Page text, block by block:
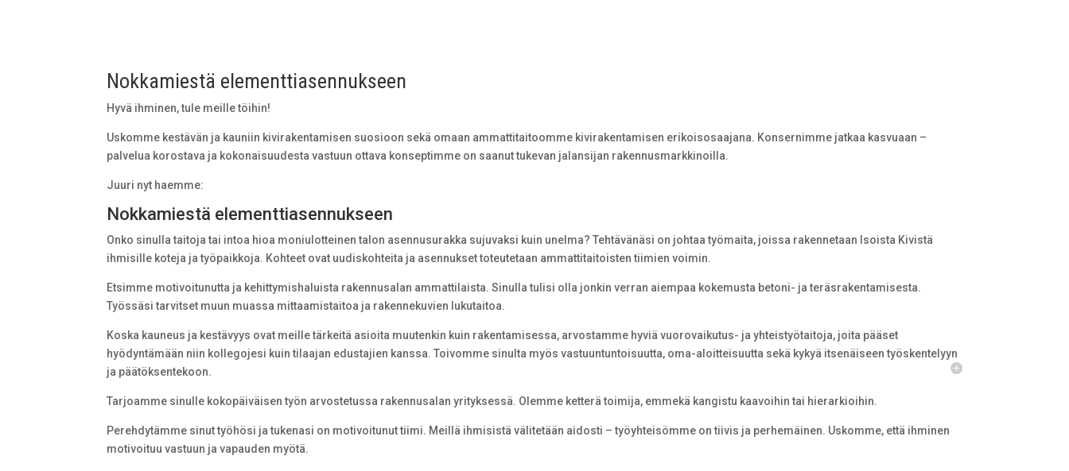
Nokkamiestä elementtiasennukseen
Hyvä ihminen, tule meille töihin!
Uskomme kestävän ja kauniin kivirakentamisen suosioon sekä omaan ammattitaitoomme kivirakentamisen erikoisosaajana. Konsernimme jatkaa kasvuaan –
palvelua korostava ja kokonaisuudesta vastuun ottava konseptimme on saanut tukevan jalansijan rakennusmarkkinoilla.
Juuri nyt haemme:
Nokkamiestä elementtiasennukseen
Onko sinulla taitoja tai intoa hioa moniulotteinen talon asennusurakka sujuvaksi kuin unelma? Tehtävänäsi on johtaa työmaita, joissa rakennetaan Isoista Kivistä
ihmisille koteja ja työpaikkoja. Kohteet ovat uudiskohteita ja asennukset toteutetaan ammattitaitoisten tiimien voimin.
Etsimme motivoitunutta ja kehittymishaluista rakennusalan ammattilaista. Sinulla tulisi olla jonkin verran aiempaa kokemusta betoni- ja teräsrakentamisesta.
Työssäsi tarvitset muun muassa mittaamistaitoa ja rakennekuvien lukutaitoa.
Koska kauneus ja kestävyys ovat meille tärkeitä asioita muutenkin kuin rakentamisessa, arvostamme hyviä vuorovaikutus- ja yhteistyötaitoja, joita pääset
hyödyntämään niin kollegojesi kuin tilaajan edustajien kanssa. Toivomme sinulta myös vastuuntuntoisuutta, oma-aloitteisuutta sekä kykyä itsenäiseen työskentelyyn
ja päätöksentekoon.
Tarjoamme sinulle kokopäiväisen työn arvostetussa rakennusalan yrityksessä. Olemme ketterä toimija, emmekä kangistu kaavoihin tai hierarkioihin.
Perehdytämme sinut työhösi ja tukenasi on motivoitunut tiimi. Meillä ihmisistä välitetään aidosti – työyhteisömme on tiivis ja perhemäinen. Uskomme, että ihminen
motivoituu vastuun ja vapauden myötä.